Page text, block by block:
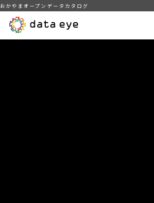
おかやまオープンデータカタログ